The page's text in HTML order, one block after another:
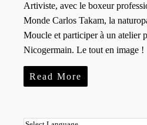
Artiviste, avec le boxeur
Monde Carlos Takam, la
Moucle et participer à un atelier
Nicogermain. Le tout en image !
Read More